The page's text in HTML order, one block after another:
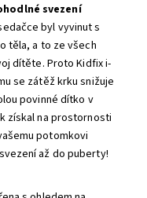
svezení
byl vyvinut s
těla, a to ze všech
dítěte. Proto Kidfix i-
se zátěž krku snižuje
povinné dítko v
získal na prostornosti
potomkovi
až do puberty!